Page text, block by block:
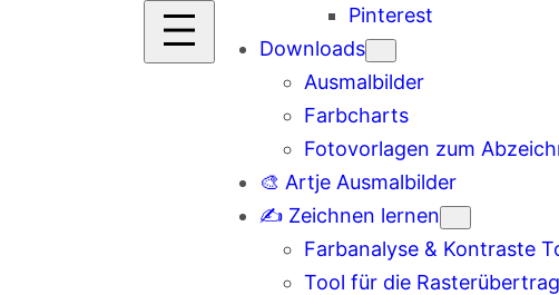
Pinterest
Downloads
Ausmalbilder
Farbcharts
Fotovorlagen zum
🎨 Artje Ausmalbilder
✍️ Zeichnen lernen
Farbanalyse & Kontraste
Tool für die